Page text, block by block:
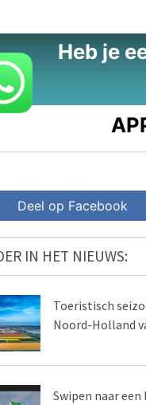
Heb je
Deel op Facebook
IN HET NIEUWS:
Toeristisch
Noord-Holland
Swipen naar